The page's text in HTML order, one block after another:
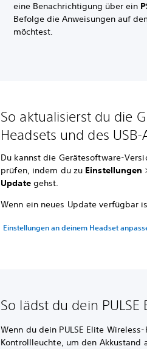
eine Benachrichtigung über ein
Befolge die Anweisungen auf
möchtest.
So aktualisierst du die
Headsets und des USB-
Du kannst die Gerätesoftware-
prüfen, indem du zu Einstellungen
Updategehst.
Wenn ein neues Update verfügbar
Einstellungen an deinem Headset
So lädst du dein
Wenn du dein PULSE Elite
Kontrollleuchte, um den